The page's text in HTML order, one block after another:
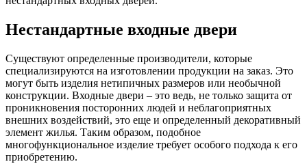
Нестандартные входные двери
Существуют определенные производители, которые
специализируются на изготовлении продукции на заказ. Это
могут быть изделия нетипичных размеров или необычной
конструкции. Входные двери – это ведь, не только защита от
проникновения посторонних людей и неблагоприятных
внешних воздействий, это еще и определенный декоративный
элемент жилья. Таким образом, подобное
многофункциональное изделие требует особого подхода к его
приобретению.